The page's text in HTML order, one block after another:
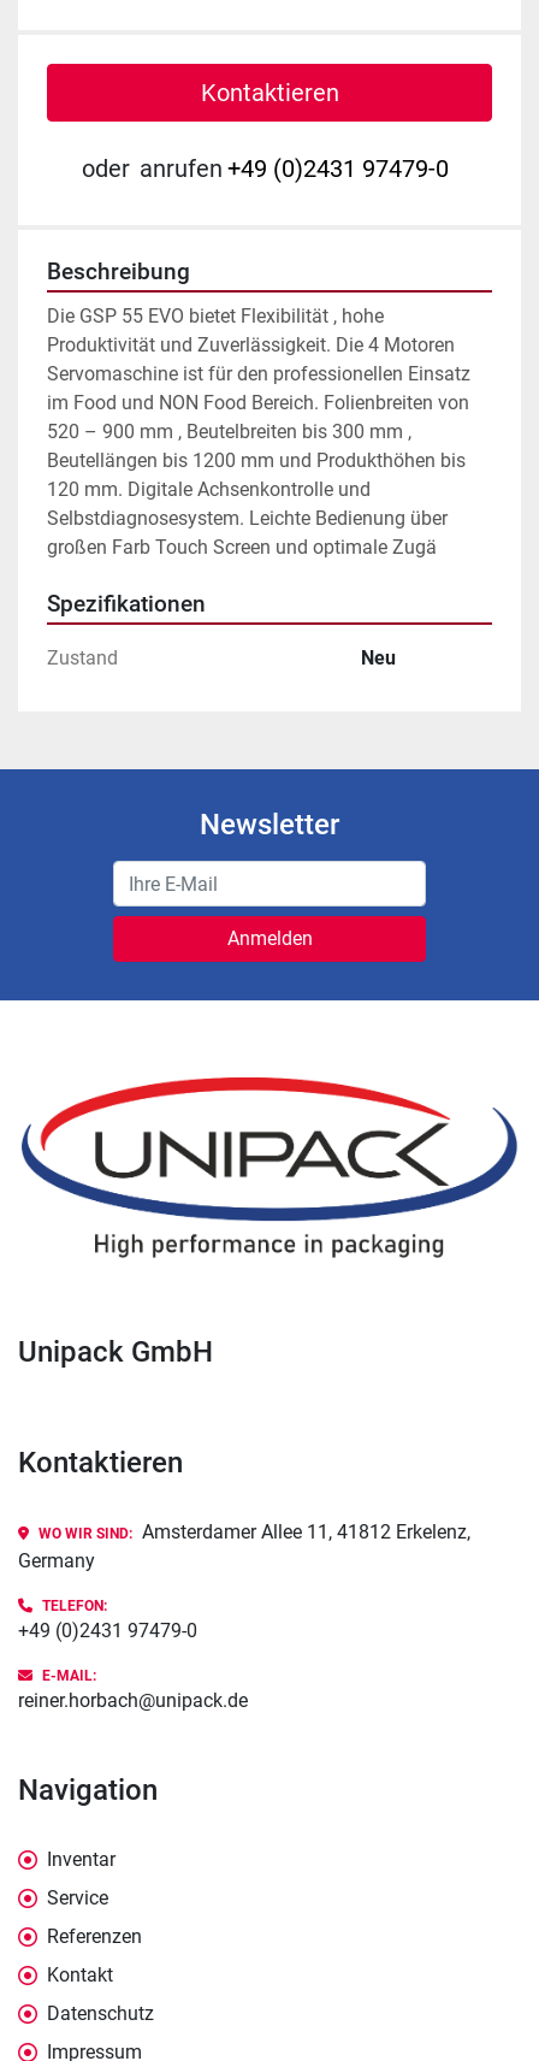
Kontaktieren
oder anrufen +49 (0)2431 97479-0
Beschreibung
Die GSP 55 EVO bietet Flexibilität , hohe
Produktivität und Zuverlässigkeit. Die 4 Motoren
Servomaschine ist für den professionellen Einsatz
im Food und NON Food Bereich. Folienbreiten von
520 – 900 mm , Beutelbreiten bis 300 mm ,
Beutellängen bis 1200 mm und Produkthöhen bis
120 mm. Digitale Achsenkontrolle und
Selbstdiagnosesystem. Leichte Bedienung über
großen Farb Touch Screen und optimale Zugä
Spezifikationen
Zustand Neu
Newsletter
Anmelden
Unipack GmbH
Kontaktieren
WO WIR SIND: Amsterdamer Allee 11, 41812 Erkelenz,
Germany
TELEFON:
+49 (0)2431 97479-0
E-MAIL:
reiner.horbach@unipack.de
Navigation
Inventar
Service
Referenzen
Kontakt
Datenschutz
Impressum